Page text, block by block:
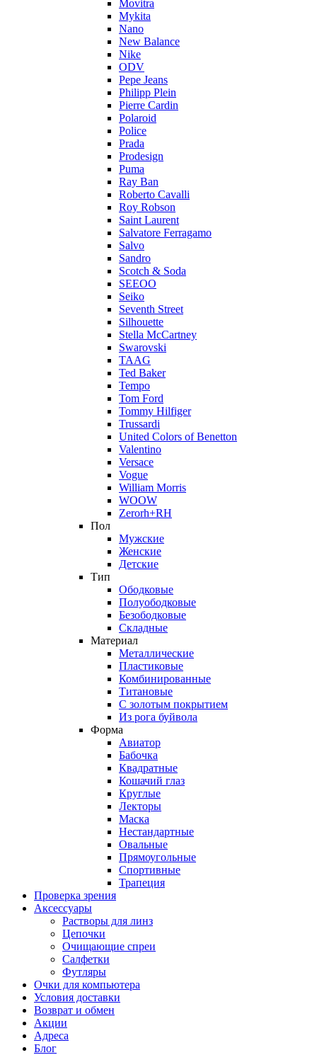
Movitra
Mykita
Nano
New Balance
Nike
ODV
Pepe Jeans
Philipp Plein
Pierre Cardin
Polaroid
Police
Prada
Prodesign
Puma
Ray Ban
Roberto Cavalli
Roy Robson
Saint Laurent
Salvatore Ferragamo
Salvo
Sandro
Scotch & Soda
SEEOO
Seiko
Seventh Street
Silhouette
Stella McCartney
Swarovski
TAAG
Ted Baker
Tempo
Tom Ford
Tommy Hilfiger
Trussardi
United Colors of Benetton
Valentino
Versace
Vogue
William Morris
WOOW
Zerorh+RH
Пол
Мужские
Женские
Детские
Тип
Ободковые
Полуободковые
Безободковые
Складные
Материал
Металлические
Пластиковые
Комбинированные
Титановые
С золотым покрытием
Из рога буйвола
Форма
Авиатор
Бабочка
Квадратные
Кошачий глаз
Круглые
Лекторы
Маска
Нестандартные
Овальные
Прямоугольные
Спортивные
Трапеция
Проверка зрения
Аксессуары
Растворы для линз
Цепочки
Очищающие спреи
Салфетки
Футляры
Очки для компьютера
Условия доставки
Возврат и обмен
Акции
Адреса
Блог